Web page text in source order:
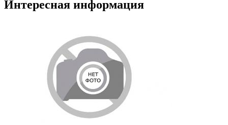
Интересная информация